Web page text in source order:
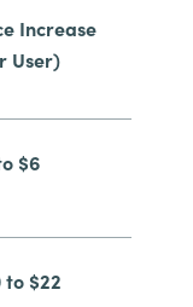
Increase
User)
$6
to $22